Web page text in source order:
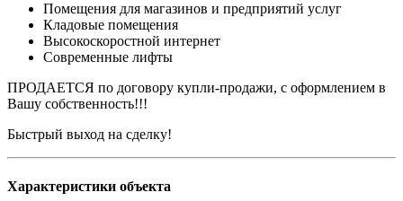
Помещения для магазинов и предприятий услуг
Кладовые помещения
Высокоскоростной интернет
Современные лифты
ПРОДАЕТСЯ по договору купли-продажи, с оформлением в
Вашу собственность!!!
Быстрый выход на сделку!
Характеристики объекта